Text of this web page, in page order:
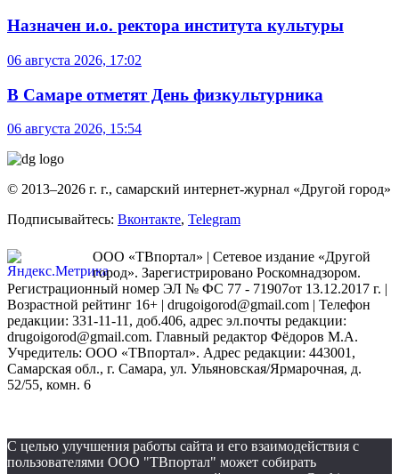
Назначен и.о. ректора института культуры
06 августа 2026, 17:02
В Самаре отметят День физкультурника
06 августа 2026, 15:54
© 2013–2026 г. г., самарский интернет-журнал «Другой город»
Подписывайтесь: Вконтакте, Telegram
ООО «ТВпортал» | Сетевое издание «Другой
город». Зарегистрировано Роскомнадзором.
Регистрационный номер ЭЛ № ФС 77 - 71907от 13.12.2017 г. |
Возрастной рейтинг 16+ | drugoigorod@gmail.com | Телефон
редакции: 331-11-11, доб.406, адрес эл.почты редакции:
drugoigorod@gmail.com. Главный редактор Фёдоров М.А.
Учредитель: ООО «ТВпортал». Адрес редакции: 443001,
Самарская обл., г. Самара, ул. Ульяновская/Ярмарочная, д.
52/55, комн. 6
С целью улучшения работы сайта и его взаимодействия с
пользователями ООО "ТВпортал" может собирать